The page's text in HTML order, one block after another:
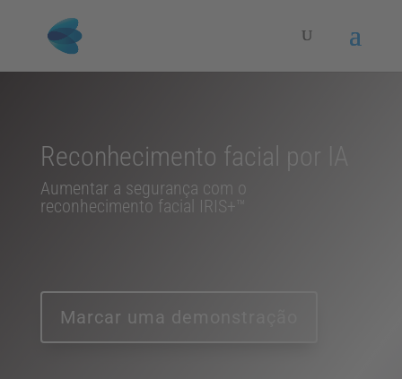
Reconhecimento facial por IA
Aumentar a segurança com o
reconhecimento facial IRIS+™
Marcar uma demonstração